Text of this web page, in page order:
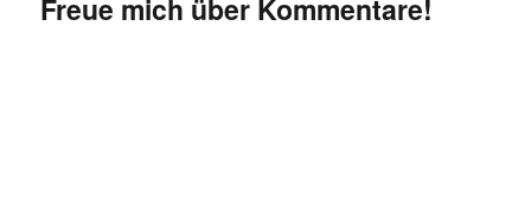
Freue mich über Kommentare!